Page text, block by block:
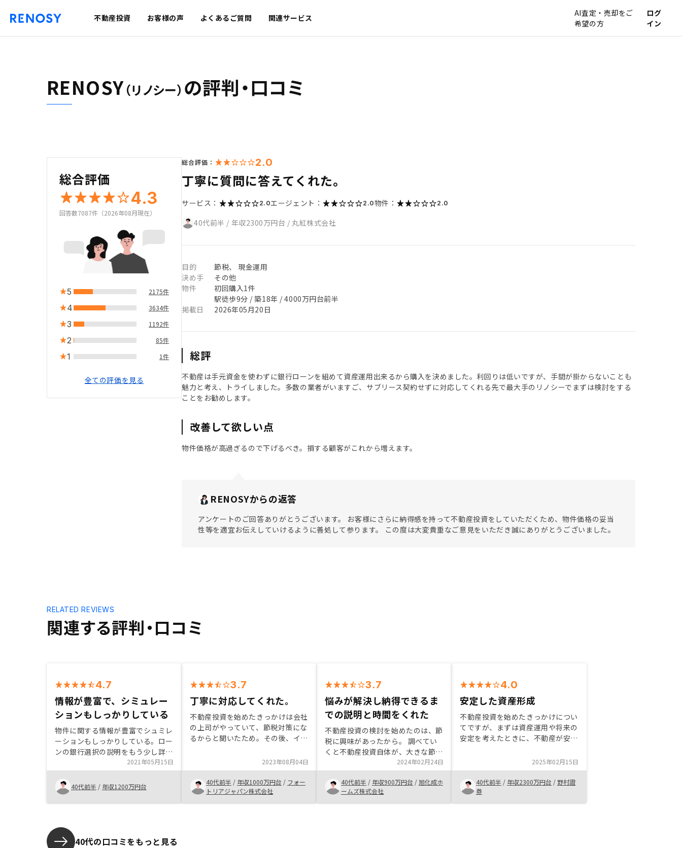
不動産投資 お客様の声 よくあるご質問 関連サービス
AI査定・売却をご
希望の方
ログ
イン
RENOSY（リノシー） の評判・口コミ
総合評価
4.3
回答数7087件（2026年08月現在）
5 2175件
4 3634件
3 1192件
2 85件
1 1件
全ての評価を見る
総合評価： 2.0
丁寧に質問に答えてくれた。
サービス： 2.0エージェント： 2.0物件： 2.0
40代前半 / 年収2300万円台 / 丸紅株式会社
目的
節税、 現金運用
決め手
その他
物件
初回購入1件
駅徒歩9分 / 築18年 / 4000万円台前半
掲載日
2026年05月20日
総評
不動産は手元資金を使わずに銀行ローンを組めて資産運用出来るから購入を決めました。利回りは低いですが、手間が掛からないことも
魅力と考え、トライしました。多数の業者がいますご、サブリース契約せずに対応してくれる先で最大手のリノシーでまずは検討をする
ことをお勧めします。
改善して欲しい点
物件価格が高過ぎるので下げるべき。損する顧客がこれから増えます。
RENOSYからの返答
アンケートのご回答ありがとうございます。 お客様にさらに納得感を持って不動産投資をしていただくため、物件価格の妥当
性等を適宜お伝えしていけるように善処して参ります。 この度は大変貴重なご意見をいただき誠にありがとうございました。
関連する評判・口コミ
RELATED REVIEWS
4.7
情報が豊富で、シミュレー
ションもしっかりしている
物件に関する情報が豊富でシュミレ
ーションもしっかりしている。ロー
ンの銀行選択の説明をもう少し詳し
2021年05月15日
40代前半 / 年収1200万円台
3.7
丁寧に対応してくれた。
不動産投資を始めたきっかけは会社
の上司がやっていて、節税対策にな
るからと聞いたため。その後、イン
を見て問い合わせを行った。紹介さ
れる物件や、管理アプリ等に魅力を
感じRENOSYで不動産投資を始めよ
うと思った。
2023年08月04日
40代前半 / 年収1000万円台 / フォー
トリアジャパン株式会社
3.7
悩みが解決し納得できるま
での説明と時間をくれた
不動産投資の検討を始めたのは、節
税に興味があったから。 調べてい
くと不動産投資自体が、大きな節税
メリットが少ないことを知り、不動
産投資をしない方がいいのではない
かと思っていたが、御社の営業担当
の河井さんの話を聞き、不動産投資
は将来の資産作りにメリットがある
2024年02月24日
40代前半 / 年収900万円台 /旭化成ホ
ームズ株式会社
4.0
安定した資産形成
不動産投資を始めたきっかけについ
てですが、まずは資産運用や将来の
安定を考えたときに、不動産が安定
じたからです。特に金利が低い時期
に購入を検討し、長期的に見て資産
価値が増加する可能性も考慮しまし
た。 RENOSYでの購入を決めた理
由としては、まずサービスが非常に
2025年02月15日
40代前半 / 年収2300万円台 / 野村證
券
40代の口コミをもっと見る